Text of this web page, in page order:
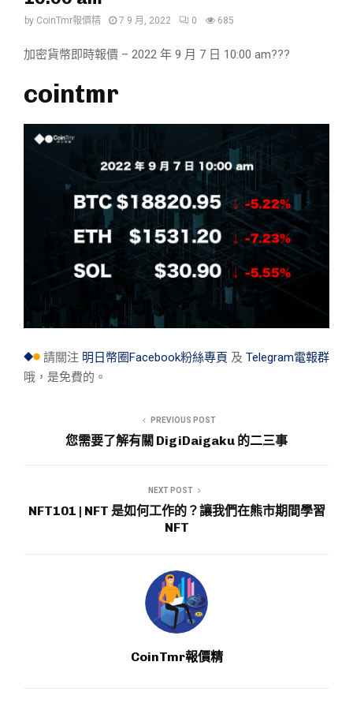
by CoinTmr報價精 7 9 月, 2022 0 685
加密貨幣即時報價 – 2022 年 9 月 7 日 10:00 am???
cointmr
請關注 明日幣圈Facebook粉絲專頁 及 Telegram電報群
哦，是免費的。
PREVIOUS POST
您需要了解有關 DigiDaigaku 的二三事
NEXT POST
NFT101 | NFT 是如何工作的？讓我們在熊市期間學習
NFT
CoinTmr報價精